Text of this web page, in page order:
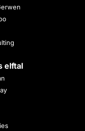
elftal